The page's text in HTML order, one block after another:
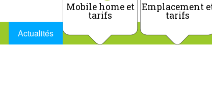
Actualités
Mobile home et
tarifs
Emplacement
tarifs